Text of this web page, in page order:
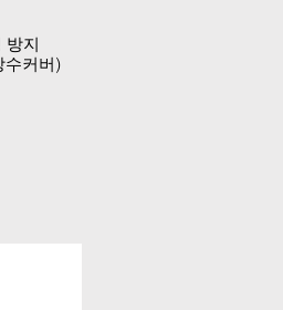
방지
수커버)